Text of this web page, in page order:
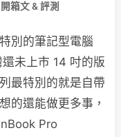
開箱文 & 評測
別的筆記型電腦
未上市 14 吋的版
最特別的就是自帶
的還能做更多事，
Pro